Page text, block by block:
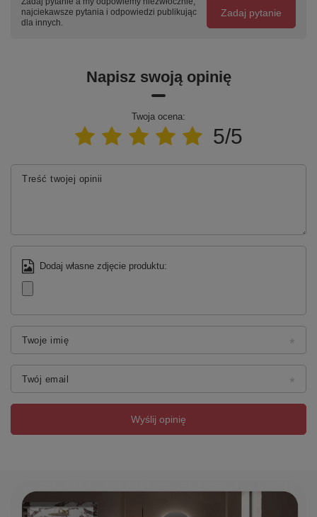
najciekawsze pytania i odpowiedzi publikując
dla innych.
Zadaj pytanie
Napisz swoją opinię
Twoja ocena:
5/5
Treść twojej opinii
Dodaj własne zdjęcie produktu:
Twoje imię
Twój email
Wyślij opinię